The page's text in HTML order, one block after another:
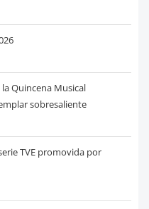
Quincena Musical
sobresaliente
TVE promovida por